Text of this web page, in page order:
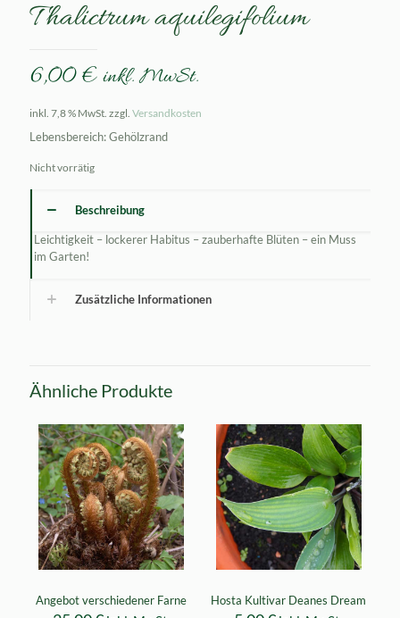
Thalictrum aquilegifolium
6,00€ inkl. MwSt.
inkl. 7,8 % MwSt. zzgl. Versandkosten
Lebensbereich: Gehölzrand
Nicht vorrätig
Beschreibung
Leichtigkeit – lockerer Habitus – zauberhafte Blüten – ein Muss
im Garten!
Zusätzliche Informationen
Ähnliche Produkte
Angebot verschiedener Farne Hosta Kultivar Deanes Dream